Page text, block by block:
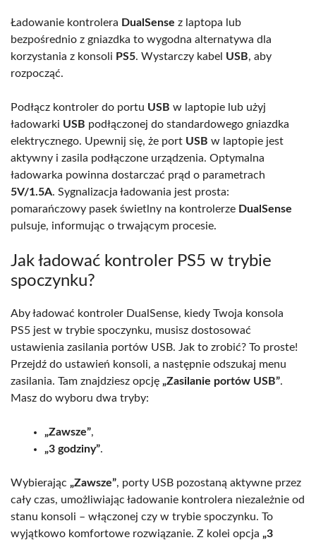
Ładowanie kontrolera DualSense z laptopa lub
bezpośrednio z gniazdka to wygodna alternatywa dla
korzystania z konsoli PS5. Wystarczy kabel USB, aby
rozpocząć.
Podłącz kontroler do portu USB w laptopie lub użyj
ładowarki USB podłączonej do standardowego gniazdka
elektrycznego. Upewnij się, że port USB w laptopie jest
aktywny i zasila podłączone urządzenia. Optymalna
ładowarka powinna dostarczać prąd o parametrach
5V/1.5A. Sygnalizacja ładowania jest prosta:
pomarańczowy pasek świetlny na kontrolerze DualSense
pulsuje, informując o trwającym procesie.
Jak ładować kontroler PS5 w trybie
spoczynku?
Aby ładować kontroler DualSense, kiedy Twoja konsola
PS5 jest w trybie spoczynku, musisz dostosować
ustawienia zasilania portów USB. Jak to zrobić? To proste!
Przejdź do ustawień konsoli, a następnie odszukaj menu
zasilania. Tam znajdziesz opcję „Zasilanie portów USB”.
Masz do wyboru dwa tryby:
„Zawsze”,
„3 godziny”.
Wybierając „Zawsze”, porty USB pozostaną aktywne przez
cały czas, umożliwiając ładowanie kontrolera niezależnie od
stanu konsoli – włączonej czy w trybie spoczynku. To
wyjątkowo komfortowe rozwiązanie. Z kolei opcja „3